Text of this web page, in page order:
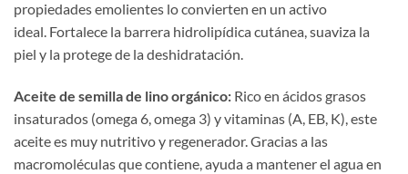
propiedades emolientes lo convierten en un activo
ideal. Fortalece la barrera hidrolipídica cutánea, suaviza la
piel y la protege de la deshidratación.
Aceite de semilla de lino orgánico: Rico en ácidos grasos
insaturados (omega 6, omega 3) y vitaminas (A, EB, K), este
aceite es muy nutritivo y regenerador. Gracias a las
macromoléculas que contiene, ayuda a mantener el agua en